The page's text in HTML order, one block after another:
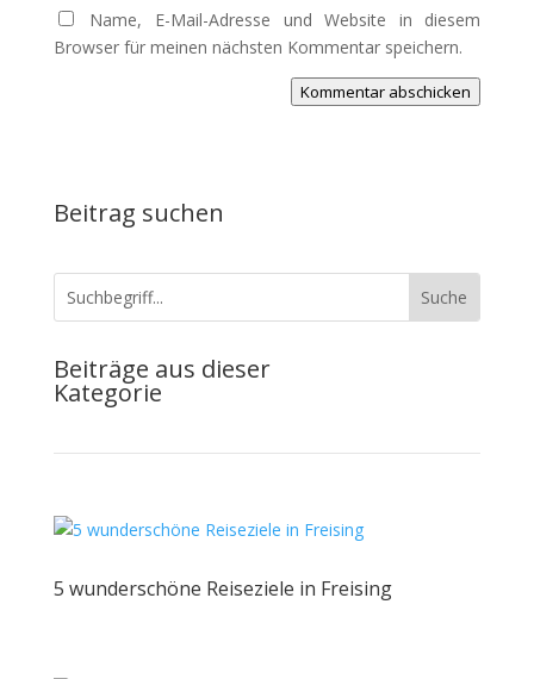
Name, E-Mail-Adresse und Website in diesem
Browser für meinen nächsten Kommentar speichern.
Kommentar abschicken
Beitrag suchen
Beiträge aus dieser
Kategorie
5 wunderschöne Reiseziele in Freising